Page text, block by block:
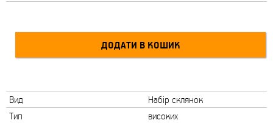
Вид
Набір склянок
Тип
високих